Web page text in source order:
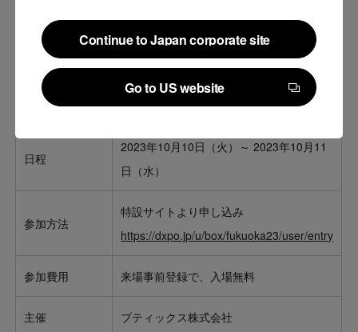
Continue to Japan corporate site
Continue to Japan corporate site
Go to US website
Go to US website
・「第1回 バックオフィスDXPO 福岡’23」開催概
日程
2023年10月10日（火）～ 2023年10月11
日（水）
参加方法
特設サイトより申し込み
https://dxpo.jp/u/box/fukuoka23/user/entry
参加費用 来場事前登録で、入場無料
主催 ブティックス株式会社